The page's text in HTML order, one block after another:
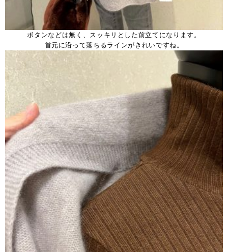
ボタンなどは無く、スッキリとした前立てになります。
首元に沿って落ちるラインがきれいですね。